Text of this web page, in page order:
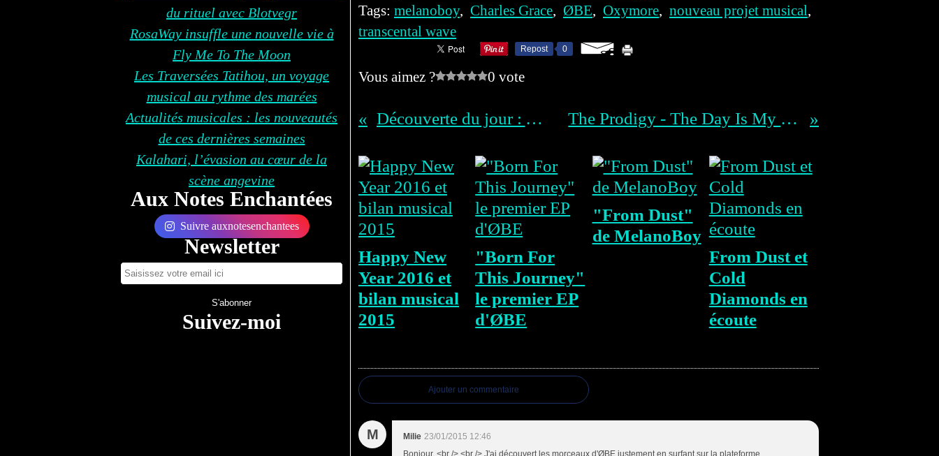
du rituel avec Blotvegr
RosaWay insuffle une nouvelle vie à
Fly Me To The Moon
Les Traversées Tatihou, un voyage
musical au rythme des marées
Actualités musicales : les nouveautés
de ces dernières semaines
Kalahari, l’évasion au cœur de la
scène angevine
Aux Notes Enchantées
Suivre auxnotesenchantees
Newsletter
Suivez-moi
Tags: melanoboy, Charles Grace, ØBE, Oxymore, nouveau projet musical,
transcental wave
Repost 0
Vous aimez ? 0 vote
Découverte du jour : Anilah The Prodigy - The Day Is My Enemy
Happy New
Year 2016 et
bilan musical
2015
"Born For
This Journey"
le premier EP
d'ØBE
"From Dust"
de MelanoBoy
From Dust et
Cold
Diamonds en
écoute
Ajouter un commentaire
M Milie 23/01/2015 12:46
Bonjour, <br /> <br /> J'ai découvert les morceaux d'ØBE justement en surfant sur la plateforme